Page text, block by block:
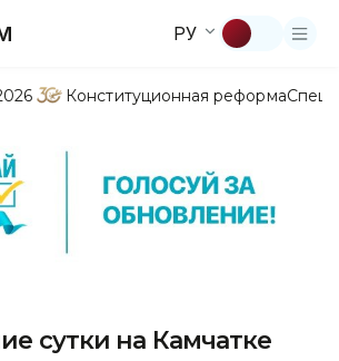
РУ
Конституционная реформа
сутки на Камчатке